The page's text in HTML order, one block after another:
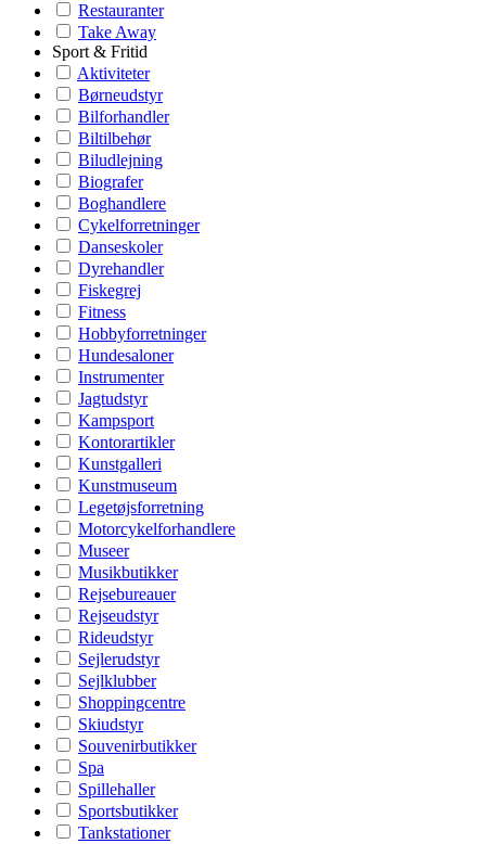
Restauranter
Take Away
Sport & Fritid
Aktiviteter
Børneudstyr
Bilforhandler
Biltilbehør
Biludlejning
Biografer
Boghandlere
Cykelforretninger
Danseskoler
Dyrehandler
Fiskegrej
Fitness
Hobbyforretninger
Hundesaloner
Instrumenter
Jagtudstyr
Kampsport
Kontorartikler
Kunstgalleri
Kunstmuseum
Legetøjsforretning
Motorcykelforhandlere
Museer
Musikbutikker
Rejsebureauer
Rejseudstyr
Rideudstyr
Sejlerudstyr
Sejlklubber
Shoppingcentre
Skiudstyr
Souvenirbutikker
Spa
Spillehaller
Sportsbutikker
Tankstationer